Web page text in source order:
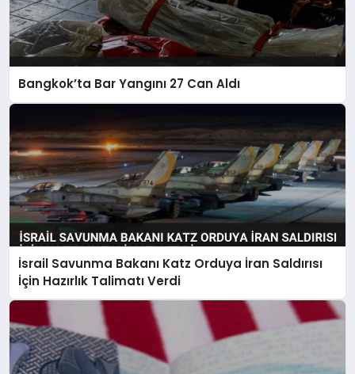
Bangkok’ta Bar Yangını 27 Can Aldı
İsrail Savunma Bakanı Katz Orduya İran Saldırısı
İçin Hazırlık Talimatı Verdi